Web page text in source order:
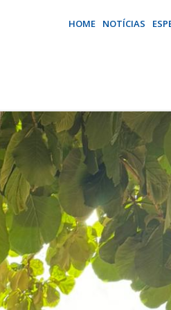
HOME NOTÍCIAS